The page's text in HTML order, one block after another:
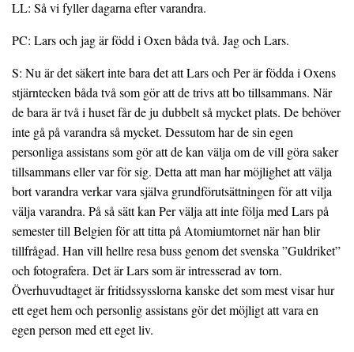
LL: Så vi fyller dagarna efter varandra.
PC: Lars och jag är född i Oxen båda två. Jag och Lars.
S: Nu är det säkert inte bara det att Lars och Per är födda i Oxens
stjärntecken båda två som gör att de trivs att bo tillsammans. När
de bara är två i huset får de ju dubbelt så mycket plats. De behöver
inte gå på varandra så mycket. Dessutom har de sin egen
personliga assistans som gör att de kan välja om de vill göra saker
tillsammans eller var för sig. Detta att man har möjlighet att välja
bort varandra verkar vara själva grundförutsättningen för att vilja
välja varandra. På så sätt kan Per välja att inte följa med Lars på
semester till Belgien för att titta på Atomiumtornet när han blir
tillfrågad. Han vill hellre resa buss genom det svenska ”Guldriket”
och fotografera. Det är Lars som är intresserad av torn.
Överhuvudtaget är fritidssysslorna kanske det som mest visar hur
ett eget hem och personlig assistans gör det möjligt att vara en
egen person med ett eget liv.